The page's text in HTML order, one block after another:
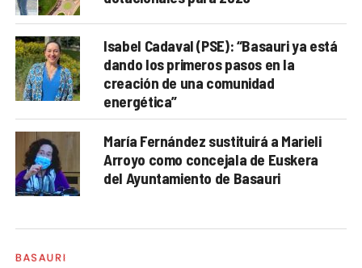
Isabel Cadaval (PSE): “Basauri ya está
dando los primeros pasos en la
creación de una comunidad
energética”
María Fernández sustituirá a Marieli
Arroyo como concejala de Euskera
del Ayuntamiento de Basauri
BASAURI